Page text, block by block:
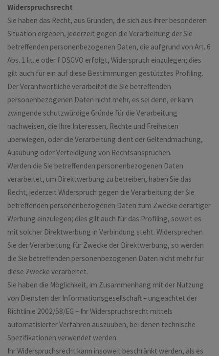
Widerspruchsrecht
Sie haben das Recht, aus Gründen, die sich aus ihrer besonderen
Situation ergeben, jederzeit gegen die Verarbeitung der Sie
betreffenden personenbezogenen Daten, die aufgrund von Art. 6
Abs. 1 lit. e oder f DSGVO erfolgt, Widerspruch einzulegen; dies
gilt auch für ein auf diese Bestimmungen gestütztes Profiling.
Der Verantwortliche verarbeitet die Sie betreffenden
personenbezogenen Daten nicht mehr, es sei denn, er kann
zwingende schutzwürdige Gründe für die Verarbeitung
nachweisen, die Ihre Interessen, Rechte und Freiheiten
überwiegen, oder die Verarbeitung dient der Geltendmachung,
Ausübung oder Verteidigung von Rechtsansprüchen.
Werden die Sie betreffenden personenbezogenen Daten
verarbeitet, um Direktwerbung zu betreiben, haben Sie das
Recht, jederzeit Widerspruch gegen die Verarbeitung der Sie
betreffenden personenbezogenen Daten zum Zwecke derartiger
Werbung einzulegen; dies gilt auch für das Profiling, soweit es
mit solcher Direktwerbung in Verbindung steht. Widersprechen
Sie der Verarbeitung für Zwecke der Direktwerbung, so werden
die Sie betreffenden personenbezogenen Daten nicht mehr für
diese Zwecke verarbeitet.
Sie haben die Möglichkeit, im Zusammenhang mit der Nutzung
von Diensten der Informationsgesellschaft – ungeachtet der
Richtlinie 2002/58/EG – Ihr Widerspruchsrecht mittels
automatisierter Verfahren auszuüben, bei denen technische
Spezifikationen verwendet werden.
Ihr Widerspruchsrecht kann insoweit beschränkt werden, als es